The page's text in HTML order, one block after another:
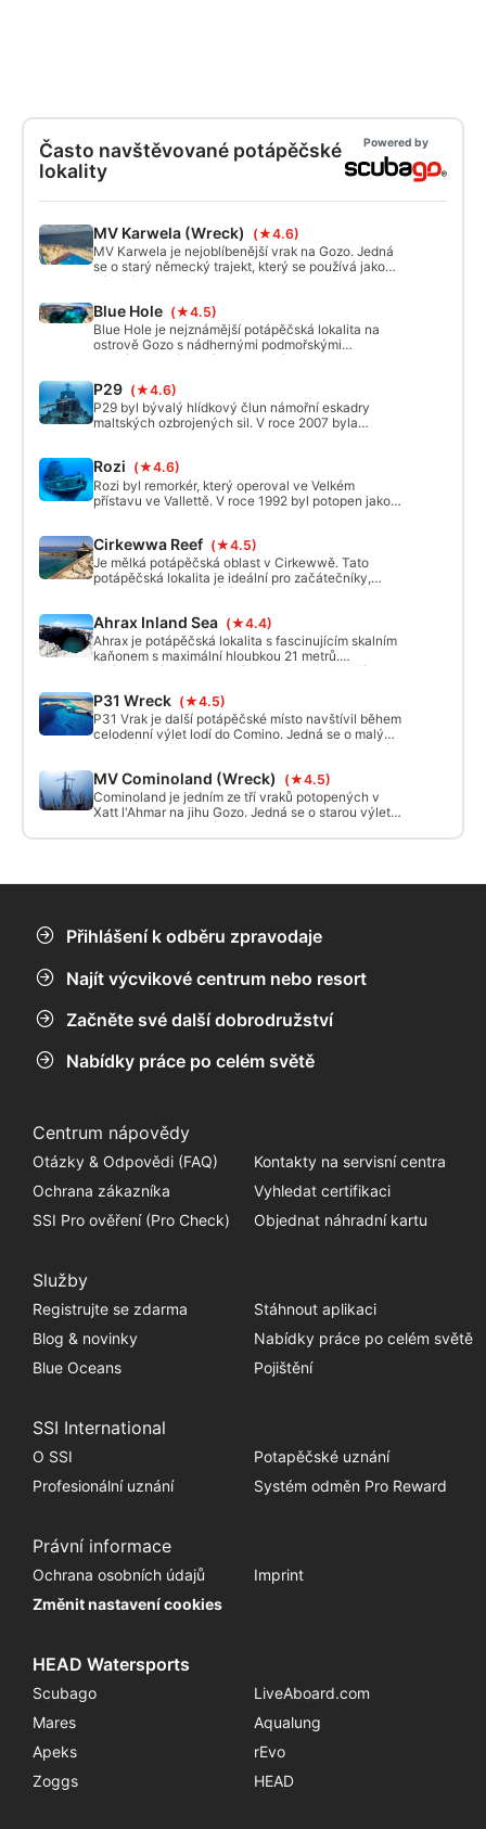
Často navštěvované potápěčské
lokality
Powered by
MV Karwela (Wreck)
(★4.6)
MV Karwela je nejoblíbenější vrak na Gozo. Jedná
se o starý německý trajekt, který se používá jako
výletní loď kolem Malty. To bylo potopil v roce
a proniknout do vraku. Má fantastické schodiště, 2
paluby k prozkoumání s tmavou strojovnou pod
ním.
Blue Hole (★4.5)
Blue Hole je nejznámější potápěčská lokalita na
ostrově Gozo s nádhernými podmořskými
scenériemi a úžasnými světelnými efekty. Hledejte
zábavný komín a průplavy.
P29 (★4.6)
P29 byl bývalý hlídkový člun námořní eskadry
maltských ozbrojených sil. V roce 2007 byla
vzpřímeně v hloubce 34 m, přičemž nejvyšší část
je v hloubce pouhých 12 m od hladiny.
Rozi (★4.6)
Rozi byl remorkér, který operoval ve Velkém
přístavu ve Vallettě. V roce 1992 byl potopen jako
dlouhá asi 35 m a leží vzpřímeně na písčitém dně,
její stěžeň začíná ve výšce 20 m a většina vraku je
ve výšce 30-35 m.
Cirkewwa Reef (★4.5)
Je mělká potápěčská oblast v Cirkewwě. Tato
potápěčská lokalita je ideální pro začátečníky,
protože se zde nachází skalní plošina hluboká
dovedností. Je to také dobrá rozcvička pro
potápění na začátek potápěčské dovolené na
Maltě.
Ahrax Inland Sea (★4.4)
Ahrax je potápěčská lokalita s fascinujícím skalním
kaňonem s maximální hloubkou 21 metrů.
Zajímavostí vnitrozemského moře Ahrax je přístup
Ta vede do úchvatného Vnitřního moře, které
potápěči nabízí fascinující hru světel.
P31 Wreck (★4.5)
P31 Vrak je další potápěčské místo navštívil během
celodenní výlet lodí do Comino. Jedná se o malý
vrak hlídkové lodi mezi 11 m a 20 m, což z něj činí
dobrodružství s vraky. Je bezpečné proniknout,
protože všechny nebezpečné části byly
odstraněny.
MV Cominoland (Wreck)
(★4.5)
Cominoland je jedním ze tří vraků potopených v
Xatt l'Ahmar na jihu Gozo. Jedná se o starou výletní
loď do Comina, která byla potopena v srpnu 2006
spolu s nedalekou vraku Karwela. Cominoland je
potápěče.
Přihlášení k odběru zpravodaje
Najít výcvikové centrum nebo resort
Začněte své další dobrodružství
Nabídky práce po celém světě
Centrum nápovědy
Otázky & Odpovědi (FAQ)
Kontakty na servisní centra
Ochrana zákazníka
Vyhledat certifikaci
SSI Pro ověření (Pro Check)
Objednat náhradní kartu
Služby
Registrujte se zdarma
Stáhnout aplikaci
Blog & novinky
Nabídky práce po celém světě
Blue Oceans
Pojištění
SSI International
O SSI
Potapěčské uznání
Profesionální uznání
Systém odměn Pro Reward
Právní informace
Ochrana osobních údajů
Imprint
Změnit nastavení cookies
HEAD Watersports
Scubago
LiveAboard.com
Mares
Aqualung
Apeks
rEvo
Zoggs
HEAD